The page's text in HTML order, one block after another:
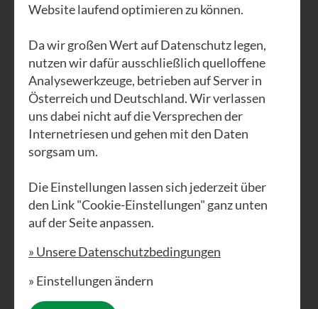
Räumlichkeiten
Zimmer & Verpflegung
Website laufend optimieren zu können.
Da wir großen Wert auf Datenschutz legen,
nutzen wir dafür ausschließlich quelloffene
Analysewerkzeuge, betrieben auf Server in
Österreich und Deutschland. Wir verlassen
uns dabei nicht auf die Versprechen der
Internetriesen und gehen mit den Daten
sorgsam um.
Die Einstellungen lassen sich jederzeit über
den Link "Cookie-Einstellungen" ganz unten
auf der Seite anpassen.
» Unsere Datenschutzbedingungen
» Einstellungen ändern